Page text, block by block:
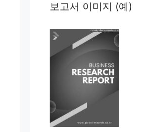
보고서 이미지 (예)